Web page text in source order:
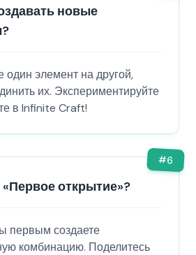
новые
один элемент на другой,
их. Экспериментируйте
в Infinite Craft!
#6
«Первое открытие»?
первым создаете
комбинацию. Поделитесь